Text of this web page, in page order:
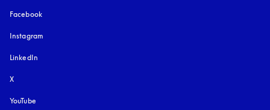
Facebook
Instagram
LinkedIn
X
YouTube